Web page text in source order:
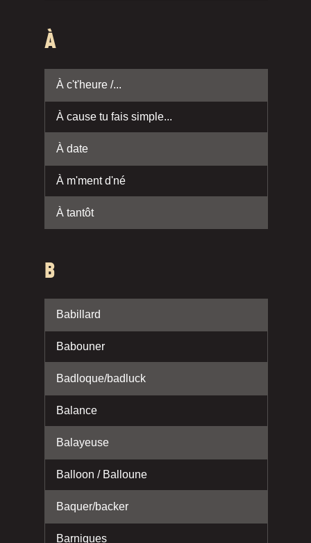
À
À c't'heure /...
À cause tu fais simple...
À date
À m'ment d'né
À tantôt
B
Babillard
Babouner
Badloque/badluck
Balance
Balayeuse
Balloon / Balloune
Baquer/backer
Barniques